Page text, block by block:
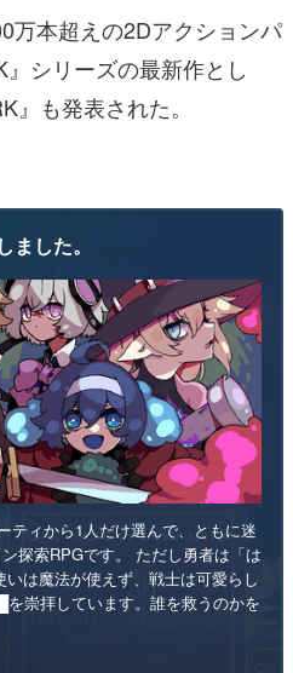
万本超えの2Dアクションパ
シリーズの最新作とし
』も発表された。
した。
ティから1人だけ選んで、ともに迷
探索RPGです。 ただし勇者は「は
は魔法が使えず、戦士は可愛らし
崇拝しています。誰を救うのかを